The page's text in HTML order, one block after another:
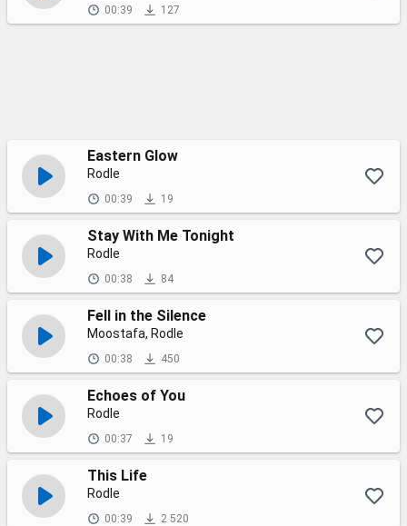
00:39 127
Eastern Glow
Rodle
00:39 19
Stay With Me Tonight
Rodle
00:38 84
Fell in the Silence
Moostafa, Rodle
00:38 450
Echoes of You
Rodle
00:37 19
This Life
Rodle
00:39 2 520